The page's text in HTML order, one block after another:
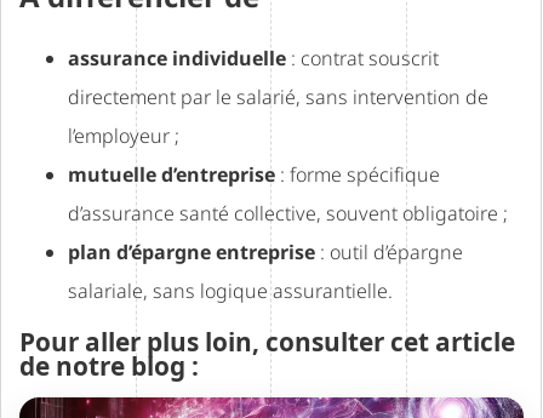
assurance individuelle : contrat souscrit
directement par le salarié, sans intervention de
l’employeur ;
mutuelle d’entreprise : forme spécifique
d’assurance santé collective, souvent obligatoire ;
plan d’épargne entreprise : outil d’épargne
salariale, sans logique assurantielle.
Pour aller plus loin, consulter cet article
de notre blog :